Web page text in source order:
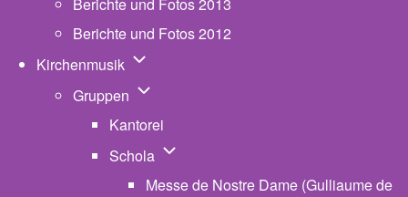
Berichte und Fotos 2012
Kirchenmusik Unternavigation von Kirchenmusik
Gruppen Unternavigation von Gruppen
Kantorei
Schola Unternavigation von Schola
Messe de Nostre Dame (Gulliaume de